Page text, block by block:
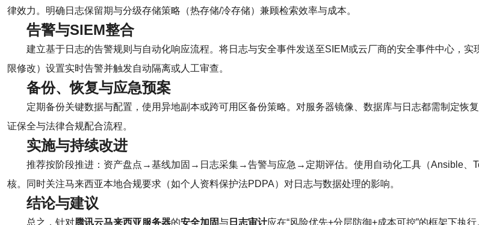
律效力。明确日志保留期与分级存储策略（热存储/冷存储）兼顾检索效率与成本。
告警与SIEM整合
建立基于日志的告警规则与自动化响应流程。将日志与安全事件发送至SIEM或云厂商的安全事件中心，
限修改）设置实时告警并触发自动隔离或人工审查。
备份、恢复与应急预案
定期备份关键数据与配置，使用异地副本或跨可用区备份策略。对服务器镜像、数据库与日志都需制定恢
证保全与法律合规配合流程。
实施与持续改进
推荐按阶段推进：资产盘点→基线加固→日志采集→告警与应急→定期评估。使用自动化工具（Ansible、
核。同时关注马来西亚本地合规要求（如个人资料保护法PDPA）对日志与数据处理的影响。
结论与建议
总之，针对腾讯云马来西亚服务器的安全加固与 日志审计应在“风险优先+分层防御+成本可控”的框架下执